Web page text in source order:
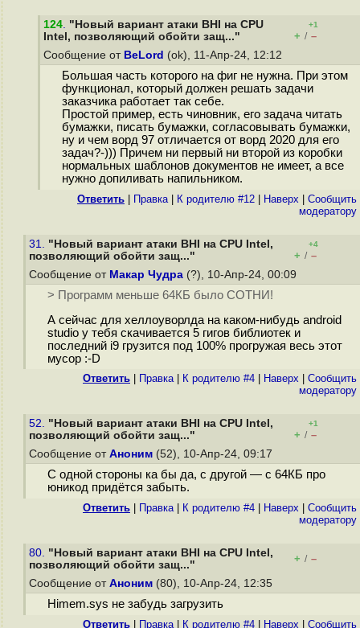
124. "Новый вариант атаки BHI на CPU
Intel, позволяющий обойти защ..."
+1
+ / –
Сообщение от BeLord (ok), 11-Апр-24, 12:12
Большая часть которого на фиг не нужна. При этом
функционал, который должен решать задачи
заказчика работает так себе.
Простой пример, есть чиновник, его задача читать
бумажки, писать бумажки, согласовывать бумажки,
ну и чем ворд 97 отличается от ворд 2020 для его
задач?-))) Причем ни первый ни второй из коробки
нормальных шаблонов документов не имеет, а все
нужно допиливать напильником.
Ответить Правка| К родителю #12 Наверх
Cообщить
модератору
31. "Новый вариант атаки BHI на CPU Intel,
позволяющий обойти защ..."
+4
+ / –
Сообщение от Макар Чудра (?), 10-Апр-24, 00:09
> Программ меньше 64КБ было СОТНИ!
А сейчас для хеллоуворлда на каком-нибудь android
studio у тебя скачивается 5 гигов библиотек и
последний i9 грузится под 100% прогружая весь этот
мусор :-D
Ответить Правка| К родителю #4 Наверх
Cообщить
модератору
52. "Новый вариант атаки BHI на CPU Intel,
позволяющий обойти защ..."
+1
+ / –
Сообщение от Аноним (52), 10-Апр-24, 09:17
С одной стороны ка бы да, с другой — с 64КБ про
юникод придётся забыть.
Ответить Правка| К родителю #4 Наверх
Cообщить
модератору
80. "Новый вариант атаки BHI на CPU Intel,
позволяющий обойти защ..."
+ / –
Сообщение от Аноним (80), 10-Апр-24, 12:35
Himem.sys не забудь загрузить
Ответить Правка| К родителю #4 Наверх Cообщить